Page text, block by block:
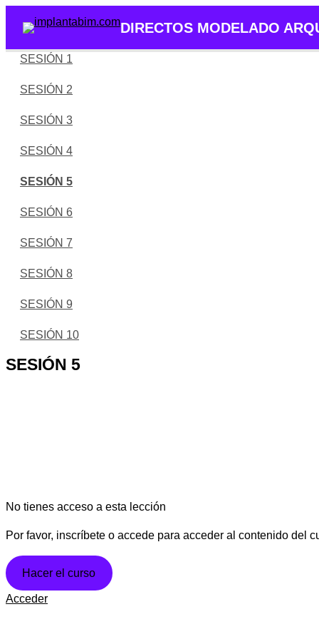
DIRECTOS MODELADO
SESIÓN 1
SESIÓN 2
SESIÓN 3
SESIÓN 4
SESIÓN 5
SESIÓN 6
SESIÓN 7
SESIÓN 8
SESIÓN 9
SESIÓN 10
SESIÓN 5
No tienes acceso a esta lección
Por favor, inscríbete o accede para acceder al contenido del
Hacer el curso
Acceder